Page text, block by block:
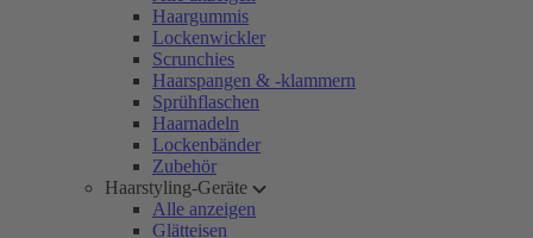
Haargummis
Lockenwickler
Scrunchies
Haarspangen & -klammern
Sprühflaschen
Haarnadeln
Lockenbänder
Zubehör
Haarstyling-Geräte
Alle anzeigen
Glätteisen